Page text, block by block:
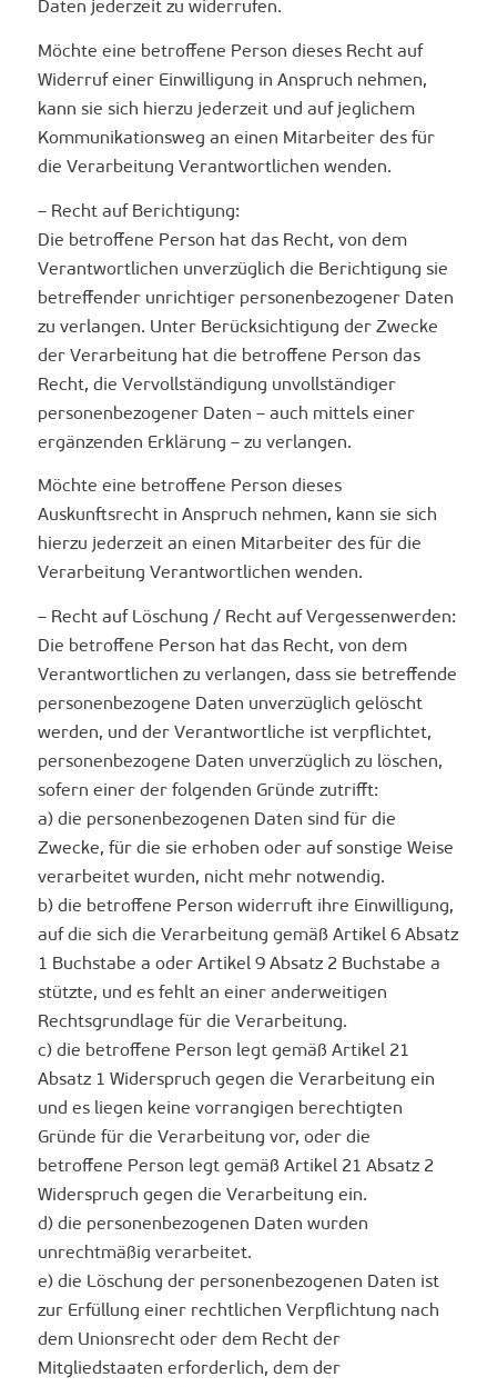
Daten jederzeit zu widerrufen.
Möchte eine betroffene Person dieses Recht auf
Widerruf einer Einwilligung in Anspruch nehmen,
kann sie sich hierzu jederzeit und auf jeglichem
Kommunikationsweg an einen Mitarbeiter des für
die Verarbeitung Verantwortlichen wenden.
– Recht auf Berichtigung:
Die betroffene Person hat das Recht, von dem
Verantwortlichen unverzüglich die Berichtigung sie
betreffender unrichtiger personenbezogener Daten
zu verlangen. Unter Berücksichtigung der Zwecke
der Verarbeitung hat die betroffene Person das
Recht, die Vervollständigung unvollständiger
personenbezogener Daten – auch mittels einer
ergänzenden Erklärung – zu verlangen.
Möchte eine betroffene Person dieses
Auskunftsrecht in Anspruch nehmen, kann sie sich
hierzu jederzeit an einen Mitarbeiter des für die
Verarbeitung Verantwortlichen wenden.
– Recht auf Löschung / Recht auf Vergessenwerden:
Die betroffene Person hat das Recht, von dem
Verantwortlichen zu verlangen, dass sie betreffende
personenbezogene Daten unverzüglich gelöscht
werden, und der Verantwortliche ist verpflichtet,
personenbezogene Daten unverzüglich zu löschen,
sofern einer der folgenden Gründe zutrifft:
a) die personenbezogenen Daten sind für die
Zwecke, für die sie erhoben oder auf sonstige Weise
verarbeitet wurden, nicht mehr notwendig.
b) die betroffene Person widerruft ihre Einwilligung,
auf die sich die Verarbeitung gemäß Artikel 6 Absatz
1 Buchstabe a oder Artikel 9 Absatz 2 Buchstabe a
stützte, und es fehlt an einer anderweitigen
Rechtsgrundlage für die Verarbeitung.
c) die betroffene Person legt gemäß Artikel 21
Absatz 1 Widerspruch gegen die Verarbeitung ein
und es liegen keine vorrangigen berechtigten
Gründe für die Verarbeitung vor, oder die
betroffene Person legt gemäß Artikel 21 Absatz 2
Widerspruch gegen die Verarbeitung ein.
d) die personenbezogenen Daten wurden
unrechtmäßig verarbeitet.
e) die Löschung der personenbezogenen Daten ist
zur Erfüllung einer rechtlichen Verpflichtung nach
dem Unionsrecht oder dem Recht der
Mitgliedstaaten erforderlich, dem der